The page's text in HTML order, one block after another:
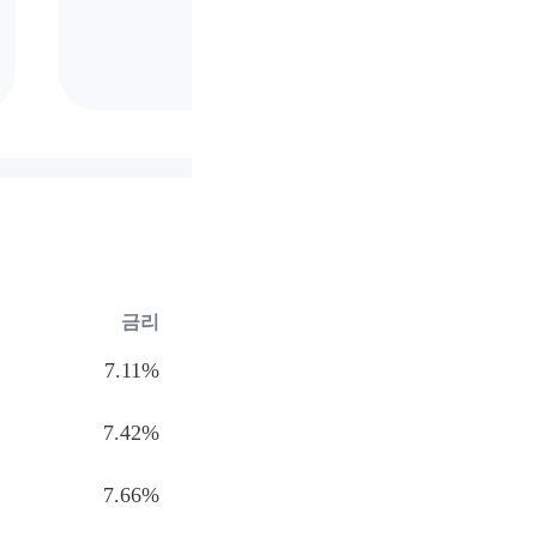
금리
7.11%
7.42%
7.66%